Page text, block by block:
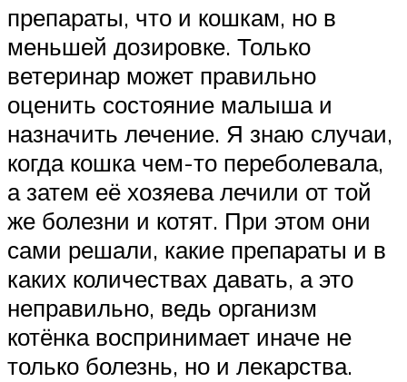
препараты, что и кошкам, но в
меньшей дозировке. Только
ветеринар может правильно
оценить состояние малыша и
назначить лечение. Я знаю случаи,
когда кошка чем-то переболевала,
а затем её хозяева лечили от той
же болезни и котят. При этом они
сами решали, какие препараты и в
каких количествах давать, а это
неправильно, ведь организм
котёнка воспринимает иначе не
только болезнь, но и лекарства.